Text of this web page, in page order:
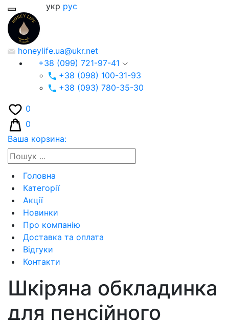
укр рус
honeylife.ua@ukr.net
+38 (099) 721-97-41
+38 (098) 100-31-93
+38 (093) 780-35-30
0
0
Ваша корзина:
Головна
Категорії
Акції
Новинки
Про компанію
Доставка та оплата
Відгуки
Контакти
Шкіряна обкладинка
для пенсійного